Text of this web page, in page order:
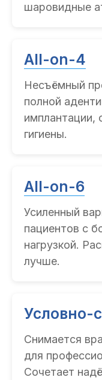
шаровидные
All-on-4
Несъёмный
полной
имплантации,
гигиены.
All-on-6
Усиленный
пациентов с
нагрузкой.
лучше.
Условно-
Снимается
для
Сочетает